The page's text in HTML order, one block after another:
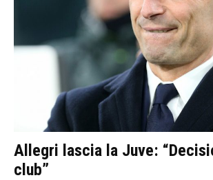
Allegri lascia la Juve:
club”